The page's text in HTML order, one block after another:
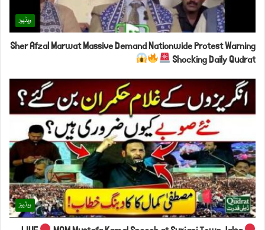
ویڈیوز
Sher Afzal Marwat Massive Demand Nationwide Protest Warning
Shocking Daily Qudrat
ویڈیوز